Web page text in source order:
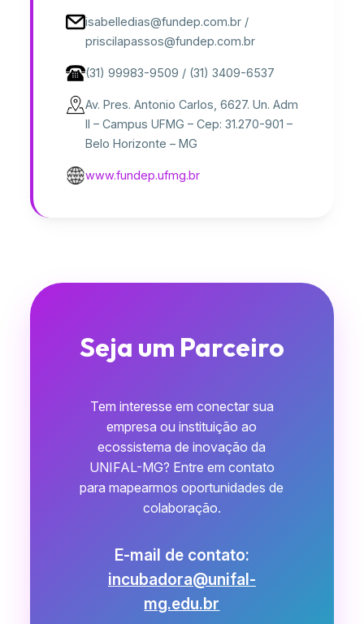
isabelledias@fundep.com.br /
priscilapassos@fundep.com.br
(31) 99983-9509 / (31) 3409-6537
Av. Pres. Antonio Carlos, 6627. Un. Adm
II – Campus UFMG – Cep: 31.270-901 –
Belo Horizonte – MG
www.fundep.ufmg.br
Seja um Parceiro
Tem interesse em conectar sua
empresa ou instituição ao
ecossistema de inovação da
UNIFAL-MG? Entre em contato
para mapearmos oportunidades de
colaboração.
E-mail de contato:
incubadora@unifal-
mg.edu.br